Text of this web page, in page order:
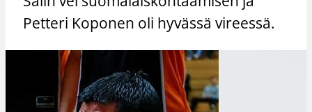
Petteri Koponen oli hyvässä vireessä.